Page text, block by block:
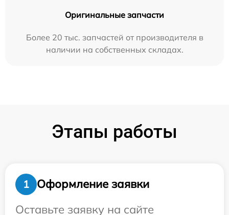
Оригинальные запчасти
Более 20 тыс. запчастей от производителя в
наличии на собственных складах.
Этапы работы
1
Оформление заявки
Оставьте заявку на сайте